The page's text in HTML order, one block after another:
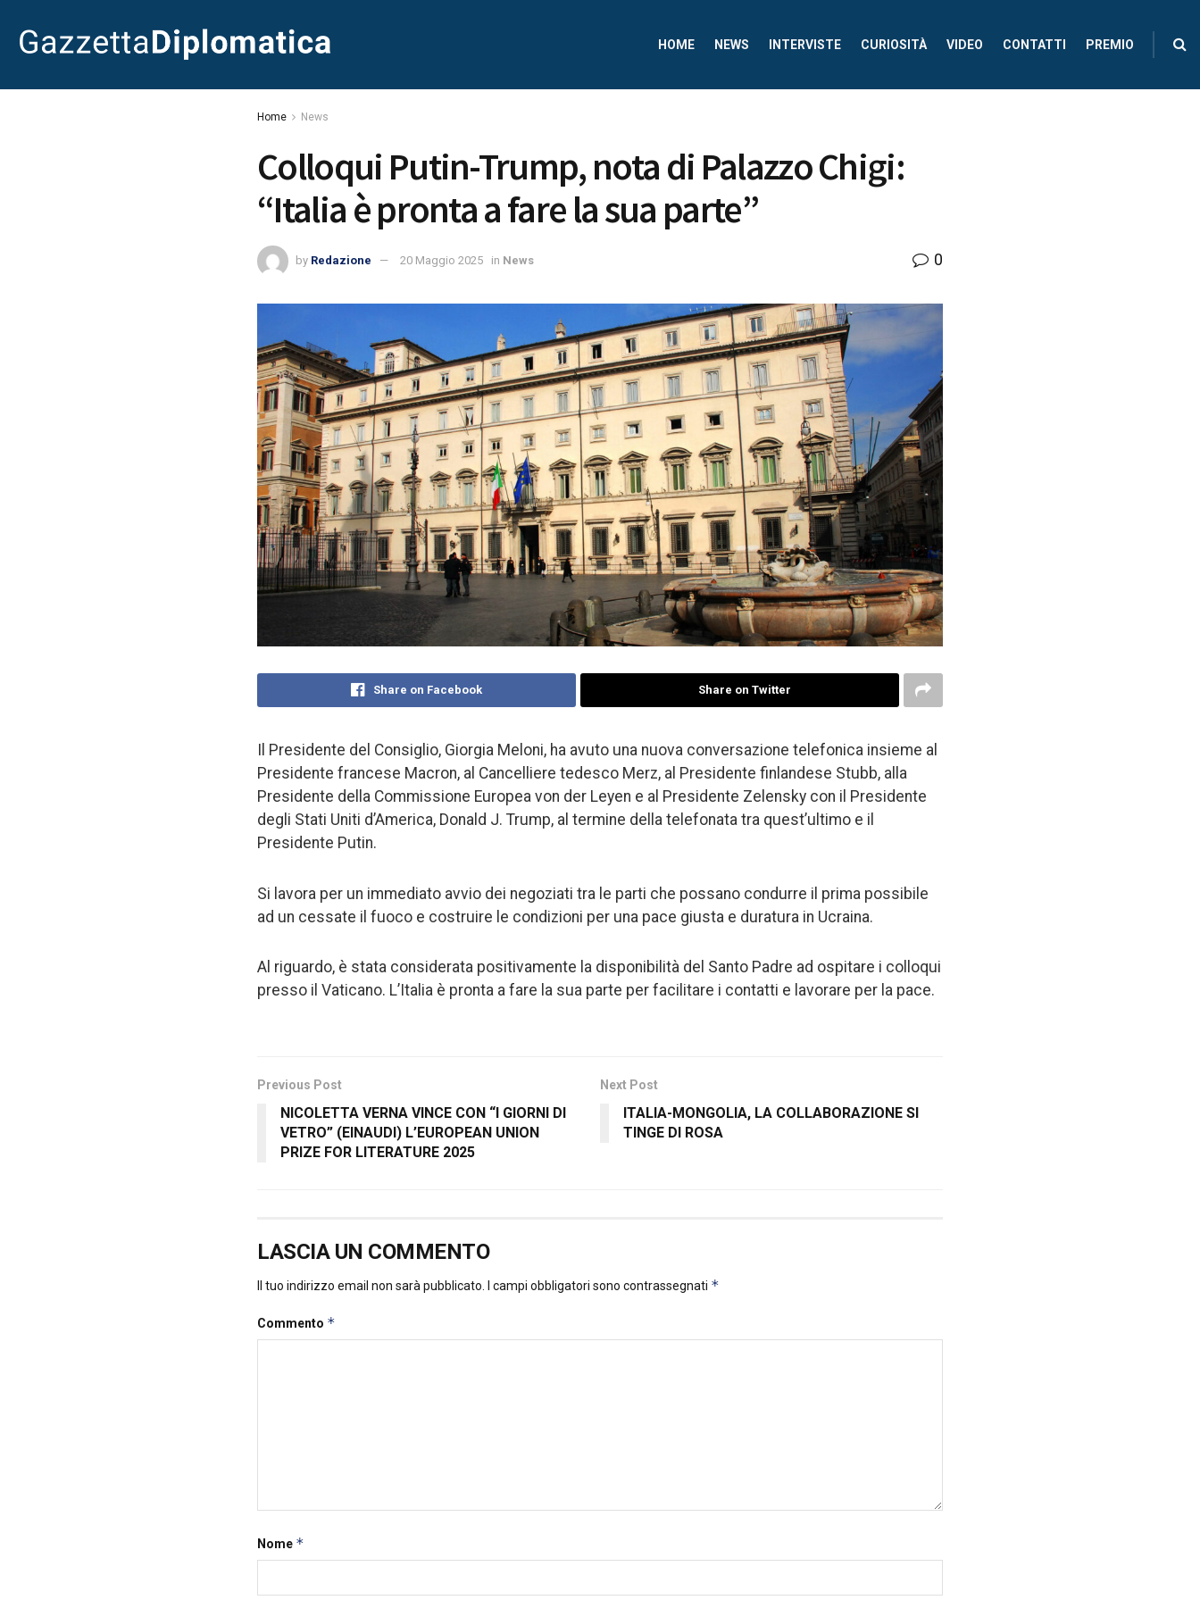
HOME NEWS INTERVISTE CURIOSITÀ VIDEO CONTATTI PREMIO
Home News
Colloqui Putin-Trump, nota di Palazzo Chigi:
“Italia è pronta a fare la sua parte”
by Redazione 20 Maggio 2025 in News 0
Share on Facebook Share on Twitter
Il Presidente del Consiglio, Giorgia Meloni, ha avuto una nuova conversazione telefonica insieme al
Presidente francese Macron, al Cancelliere tedesco Merz, al Presidente finlandese Stubb, alla
Presidente della Commissione Europea von der Leyen e al Presidente Zelensky con il Presidente
degli Stati Uniti d’America, Donald J. Trump, al termine della telefonata tra quest’ultimo e il
Presidente Putin.
Si lavora per un immediato avvio dei negoziati tra le parti che possano condurre il prima possibile
ad un cessate il fuoco e costruire le condizioni per una pace giusta e duratura in Ucraina.
Al riguardo, è stata considerata positivamente la disponibilità del Santo Padre ad ospitare i colloqui
presso il Vaticano. L’Italia è pronta a fare la sua parte per facilitare i contatti e lavorare per la pace.
Previous Post
NICOLETTA VERNA VINCE CON “I GIORNI DI
VETRO” (EINAUDI) L’EUROPEAN UNION
PRIZE FOR LITERATURE 2025
Next Post
ITALIA-MONGOLIA, LA COLLABORAZIONE SI
TINGE DI ROSA
LASCIA UN COMMENTO
Il tuo indirizzo email non sarà pubblicato. I campi obbligatori sono contrassegnati *
Commento *
Nome *